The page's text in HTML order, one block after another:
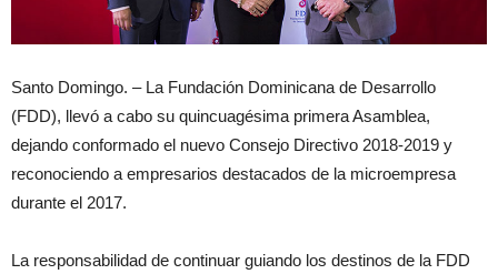
Santo Domingo. – La Fundación Dominicana de Desarrollo
(FDD), llevó a cabo su quincuagésima primera Asamblea,
dejando conformado el nuevo Consejo Directivo 2018-2019 y
reconociendo a empresarios destacados de la microempresa
durante el 2017.
La responsabilidad de continuar guiando los destinos de la FDD